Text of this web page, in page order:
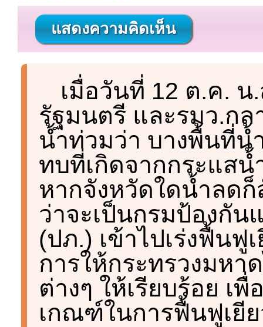
แสดงความคิดเห็น
เมื่อวันที่ 12 ต.ค.
รัฐมนตรี และรมว.ก
น้ำท่วมว่า บางพื้นที่น้
ทบที่เกิดจากกระแส
หากจังหวัดใดน้ำลดก็
ว่าจะเป็นกรมป้องกัน
(ปภ.) เข้าไปเร่งฟื้นฟู
การให้กระทรวงมหา
ต่างๆ ให้เรียบร้อย เ
เกณฑ์ในการฟื้นฟูเยี